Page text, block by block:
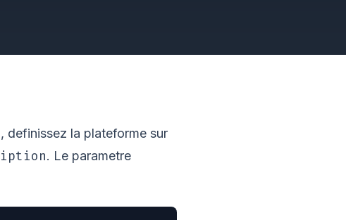
definissez la plateforme sur
. Le parametre